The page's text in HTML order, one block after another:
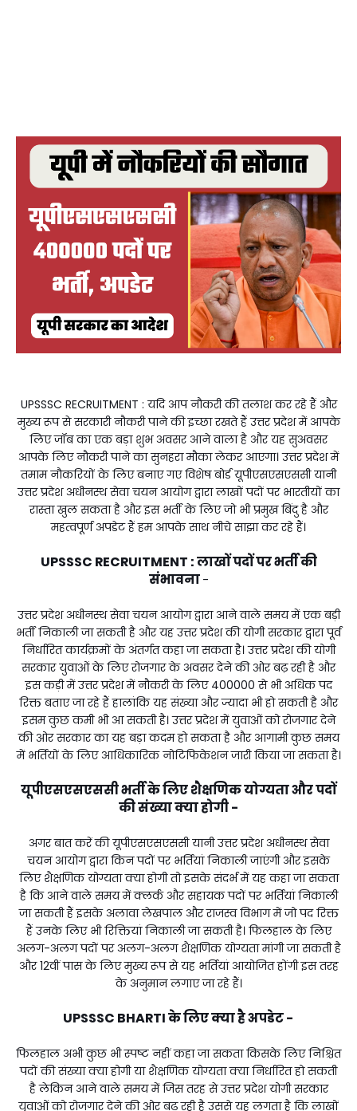
UPSSSC RECRUITMENT : यदि आप नौकरी की तलाश कर रहे हैं और
मुख्य रूप से सरकारी नौकरी पाने की इच्छा रखते हैं उत्तर प्रदेश में आपके
लिए जॉब का एक बड़ा शुभ अवसर आने वाला है और यह सुअवसर
आपके लिए नौकरी पाने का सुनहरा मौका लेकर आएगा। उत्तर प्रदेश में
तमाम नौकरियों के लिए बनाए गए विशेष बोर्ड यूपीएसएसएससी यानी
उत्तर प्रदेश अधीनस्थ सेवा चयन आयोग द्वारा लाखों पदों पर भारतीयों का
रास्ता खुल सकता है और इस भर्ती के लिए जो भी प्रमुख बिंदु है और
महत्वपूर्ण अपडेट हैं हम आपके साथ नीचे साझा कर रहे हैं।
UPSSSC RECRUITMENT : लाखों पदों पर भर्ती की
संभावना -
उत्तर प्रदेश अधीनस्थ सेवा चयन आयोग द्वारा आने वाले समय में एक बड़ी
भर्ती निकाली जा सकती है और यह उत्तर प्रदेश की योगी सरकार द्वारा पूर्व
निर्धारित कार्यक्रमों के अंतर्गत कहा जा सकता है। उत्तर प्रदेश की योगी
सरकार युवाओं के लिए रोजगार के अवसर देने की ओर बढ़ रही है और
इस कड़ी में उत्तर प्रदेश में नौकरी के लिए 400000 से भी अधिक पद
रिक्त बताए जा रहे हैं हालांकि यह संख्या और ज्यादा भी हो सकती है और
इसम कुछ कमी भी आ सकती है। उत्तर प्रदेश में युवाओं को रोजगार देने
की ओर सरकार का यह बड़ा कदम हो सकता है और आगामी कुछ समय
में भर्तियों के लिए आधिकारिक नोटिफिकेशन जारी किया जा सकता है।
यूपीएसएसएससी भर्ती के लिए शैक्षणिक योग्यता और पदों
की संख्या क्या होगी -
अगर बात करें की यूपीएसएसएससी यानी उत्तर प्रदेश अधीनस्थ सेवा
चयन आयोग द्वारा किन पदों पर भर्तियां निकाली जाएंगी और इसके
लिए शैक्षणिक योग्यता क्या होगी तो इसके संदर्भ में यह कहा जा सकता
है कि आने वाले समय में क्लर्क और सहायक पदों पर भर्तियां निकाली
जा सकती हैं इसके अलावा लेखपाल और राजस्व विभाग में जो पद रिक्त
हैं उनके लिए भी रिक्तियां निकाली जा सकती है। फिलहाल के लिए
अलग-अलग पदों पर अलग-अलग शैक्षणिक योग्यता मांगी जा सकती है
और 12वीं पास के लिए मुख्य रूप से यह भर्तियां आयोजित होंगी इस तरह
के अनुमान लगाए जा रहे हैं।
UPSSSC BHARTI के लिए क्या है अपडेट -
फिलहाल अभी कुछ भी स्पष्ट नहीं कहा जा सकता किसके लिए निश्चित
पदों की संख्या क्या होगी या शैक्षणिक योग्यता क्या निर्धारित हो सकती
है लेकिन आने वाले समय में जिस तरह से उत्तर प्रदेश योगी सरकार
युवाओं को रोजगार देने की ओर बढ़ रही है उससे यह लगता है कि लाखों